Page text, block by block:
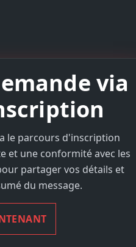
via
le parcours d'inscription
et une conformité avec les
partager vos détails et
du message.